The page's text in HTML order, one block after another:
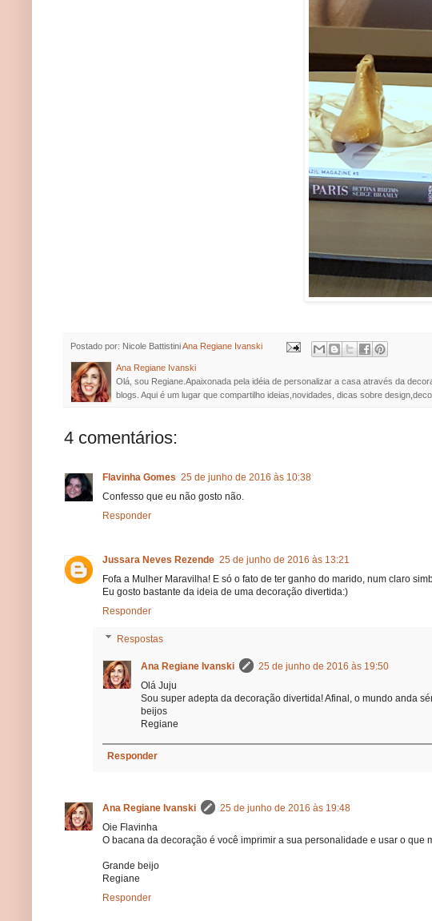
Postado por: Nicole BattistiniAna Regiane Ivanski
Ana Regiane Ivanski
Olá, sou Regiane.Apaixonada pela idéia de personalizar a casa através da
blogs. Aqui é um lugar que compartilho ideias,novidades, dicas sobre
4 comentários:
Flavinha Gomes 25 de junho de 2016 às 10:38
Confesso que eu não gosto não.
Responder
Jussara Neves Rezende 25 de junho de 2016 às 13:21
Fofa a Mulher Maravilha! E só o fato de ter ganho do marido, num claro
Eu gosto bastante da ideia de uma decoração divertida:)
Responder
Respostas
Ana Regiane Ivanski
25 de junho de 2016 às 19:50
Olá Juju
Sou super adepta da decoração divertida! Afinal, o mundo anda
beijos
Regiane
Responder
Ana Regiane Ivanski
25 de junho de 2016 às 19:48
Oie Flavinha
O bacana da decoração é você imprimir a sua personalidade e usar o que
Grande beijo
Regiane
Responder